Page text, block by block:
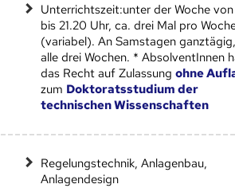
Unterrichtszeit:unter der Woche
bis 21.20 Uhr, ca. drei Mal pro
(variabel). An Samstagen
alle drei Wochen. * AbsolventInnen
das Recht auf Zulassungohne
zum Doktoratsstudium der
technischen Wissenschaften
Regelungstechnik, Anlagenbau,
Anlagendesign